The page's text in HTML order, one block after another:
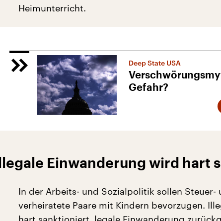
Heimunterricht.
Deep State USA
Gefahr?
Illegale Einwanderung wird hart
In der Arbeits- und Sozialpolitik sollen Steuer-
verheiratete Paare mit Kindern bevorzugen.